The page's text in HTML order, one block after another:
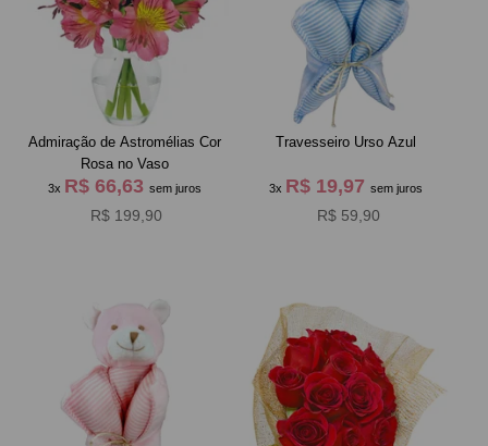
Admiração de Astromélias Cor
Rosa no Vaso
3x R$ 66,63 sem juros
R$ 199,90
Travesseiro Urso Azul
3x R$ 19,97sem juros
R$ 59,90